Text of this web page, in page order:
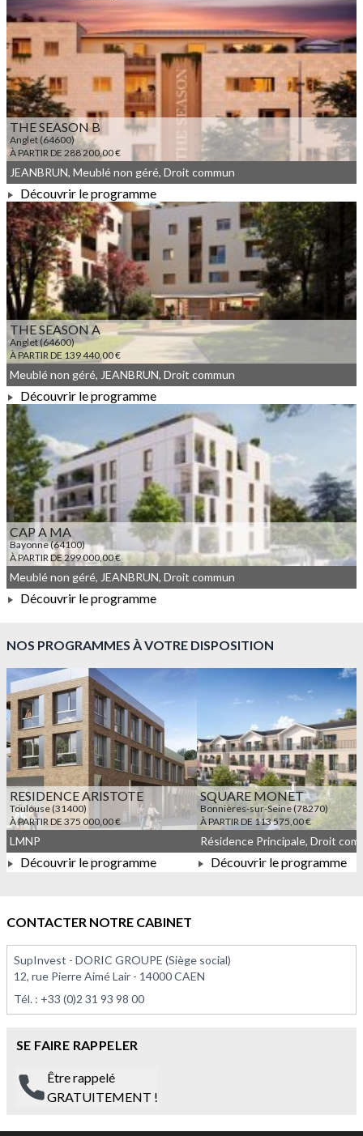
À PARTIR DE 820 000,00 €
THE SEASON B
Anglet (64600)
À PARTIR DE 288 200,00 €
À PARTIR DE 288 200,00 €
JEANBRUN, Meublé non géré, Droit commun
Découvrir le programme
THE SEASON A
Anglet (64600)
À PARTIR DE 139 440,00 €
À PARTIR DE 139 440,00 €
Meublé non géré, JEANBRUN, Droit commun
Découvrir le programme
CAP A MA
Bayonne (64100)
À PARTIR DE 299 000,00 €
À PARTIR DE 299 000,00 €
Meublé non géré, JEANBRUN, Droit commun
Découvrir le programme
NOS PROGRAMMES À VOTRE DISPOSITION
RESIDENCE ARISTOTE
Toulouse (31400)
À PARTIR DE 375 000,00 €
À PARTIR DE 375 000,00 €
LMNP
Découvrir le programme
SQUARE MONET
Bonnières-sur-Seine (78270)
À PARTIR DE 113 575,00 €
Découvrir le programme
CONTACTER NOTRE CABINET
SupInvest - DORIC GROUPE (Siège social)
12, rue Pierre Aimé Lair - 14000 CAEN
Tél. : +33 (0)2 31 93 98 00
SE FAIRE RAPPELER
Être rappelé
GRATUITEMENT !